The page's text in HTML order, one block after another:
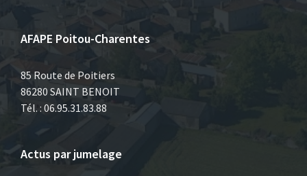
AFAPE Poitou-Charentes
85 Route de Poitiers
86280 SAINT BENOIT
Tél. : 06.95.31.83.88
Actus par jumelage